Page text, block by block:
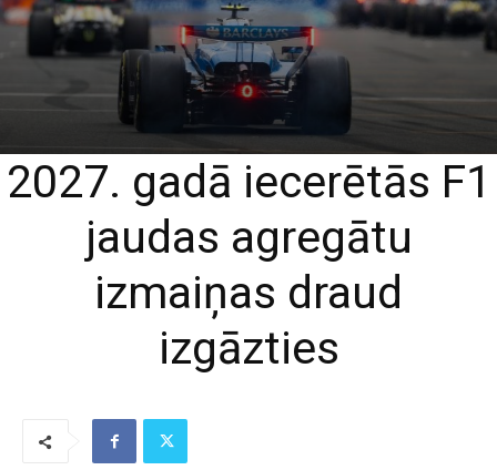
2027. gadā iecerētās F1
jaudas agregātu
izmaiņas draud
izgāzties